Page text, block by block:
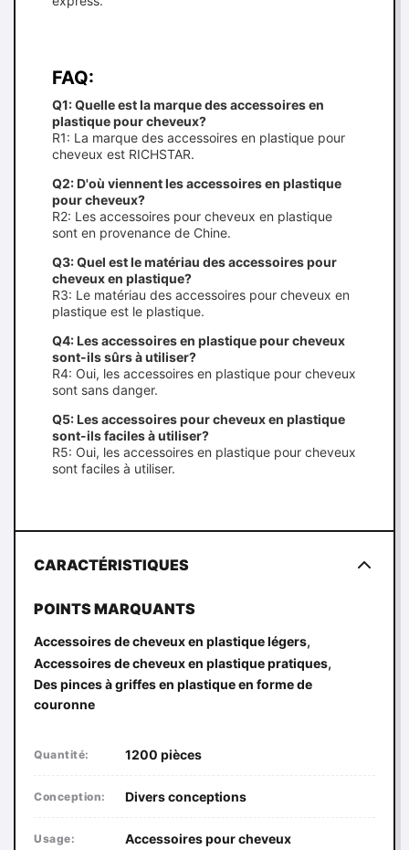
FAQ:
Q1: Quelle est la marque des accessoires en
plastique pour cheveux?
R1: La marque des accessoires en plastique pour
cheveux est RICHSTAR.
Q2: D'où viennent les accessoires en plastique
pour cheveux?
R2: Les accessoires pour cheveux en plastique
sont en provenance de Chine.
Q3: Quel est le matériau des accessoires pour
cheveux en plastique?
R3: Le matériau des accessoires pour cheveux en
plastique est le plastique.
Q4: Les accessoires en plastique pour cheveux
sont-ils sûrs à utiliser?
R4: Oui, les accessoires en plastique pour cheveux
sont sans danger.
Q5: Les accessoires pour cheveux en plastique
sont-ils faciles à utiliser?
R5: Oui, les accessoires en plastique pour cheveux
sont faciles à utiliser.
CARACTÉRISTIQUES
POINTS MARQUANTS
Accessoires de cheveux en plastique légers,
Accessoires de cheveux en plastique pratiques,
Des pinces à griffes en plastique en forme de
couronne
Quantité: 1200 pièces
Conception: Divers conceptions
Usage: Accessoires pour cheveux